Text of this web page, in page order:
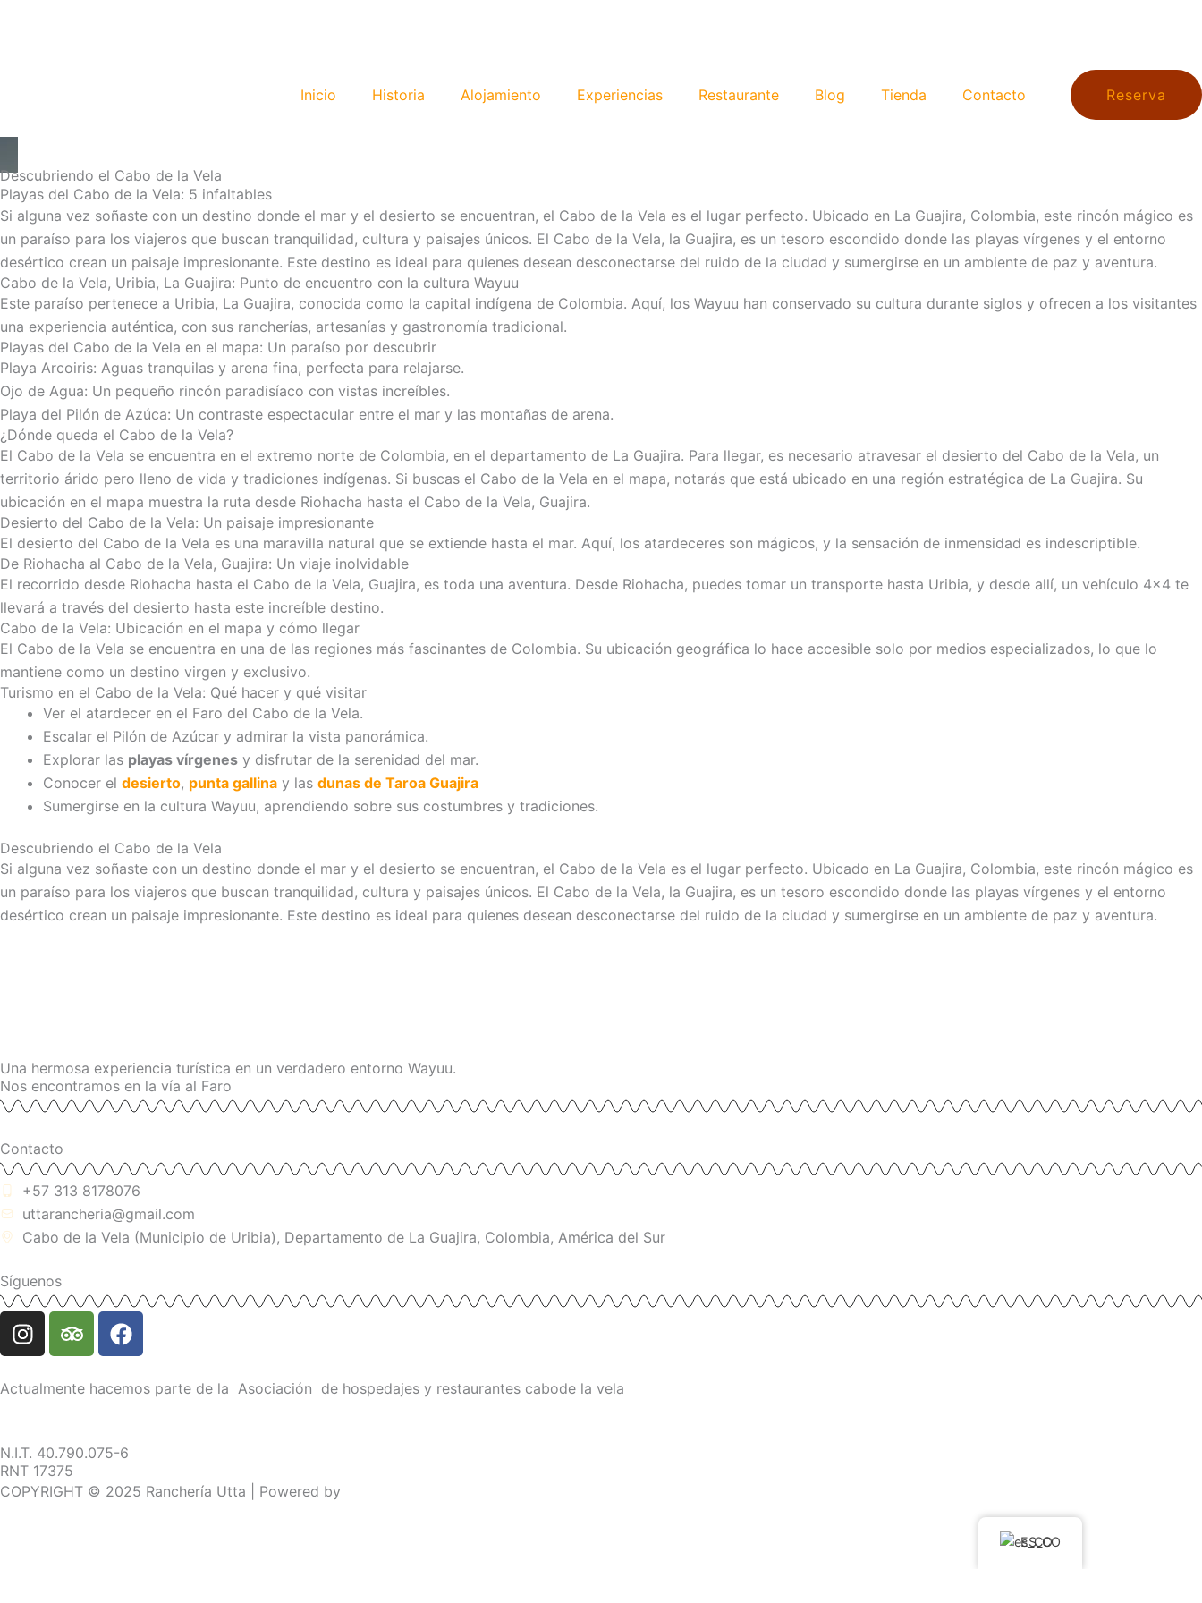
Inicio Historia Alojamiento Experiencias Restaurante Blog Tienda Contacto Reserva
Descubriendo el Cabo de la Vela
Playas del Cabo de la Vela: 5 infaltables
Si alguna vez soñaste con un destino donde el mar y el desierto se encuentran, el Cabo de la Vela es el lugar perfecto. Ubicado en La Guajira, Colombia, este rincón mágico es
un paraíso para los viajeros que buscan tranquilidad, cultura y paisajes únicos. El Cabo de la Vela, la Guajira, es un tesoro escondido​ donde las playas vírgenes y el entorno
desértico crean un paisaje impresionante. Este destino es ideal para quienes desean desconectarse del ruido de la ciudad y sumergirse en un ambiente de paz y aventura.
Cabo de la Vela, Uribia, La Guajira: Punto de encuentro con la cultura Wayuu
Este paraíso pertenece a Uribia, La Guajira, conocida como la capital indígena de Colombia. Aquí, los Wayuu han conservado su cultura durante siglos y ofrecen a los visitantes
una experiencia auténtica, con sus rancherías, artesanías y gastronomía tradicional.
Playas del Cabo de la Vela en el mapa: Un paraíso por descubrir
Playa Arcoiris: Aguas tranquilas y arena fina, perfecta para relajarse.
Ojo de Agua: Un pequeño rincón paradisíaco con vistas increíbles.
Playa del Pilón de Azúca: Un contraste espectacular entre el mar y las montañas de arena.
¿Dónde queda el Cabo de la Vela?
El Cabo de la Vela se encuentra en el extremo norte de Colombia, en el departamento de La Guajira. Para llegar, es necesario atravesar el desierto del Cabo de la Vela, un
territorio árido pero lleno de vida y tradiciones indígenas. Si buscas el Cabo de la Vela en el mapa, notarás que está ubicado en una región estratégica de La Guajira. Su
ubicación en el mapa muestra la ruta desde Riohacha hasta el Cabo de la Vela, Guajira.
Desierto del Cabo de la Vela: Un paisaje impresionante
El desierto del Cabo de la Vela es una maravilla natural que se extiende hasta el mar. Aquí, los atardeceres son mágicos, y la sensación de inmensidad es indescriptible.
De Riohacha al Cabo de la Vela, Guajira: Un viaje inolvidable
El recorrido desde Riohacha hasta el Cabo de la Vela, Guajira, es toda una aventura. Desde Riohacha, puedes tomar un transporte hasta Uribia, y desde allí, un vehículo 4×4 te
llevará a través del desierto hasta este increíble destino.
Cabo de la Vela: Ubicación en el mapa y cómo llegar
El Cabo de la Vela se encuentra en una de las regiones más fascinantes de Colombia. Su ubicación geográfica lo hace accesible solo por medios especializados, lo que lo
mantiene como un destino virgen y exclusivo.
Turismo en el Cabo de la Vela: Qué hacer y qué visitar
Ver el atardecer en el Faro del Cabo de la Vela.
Escalar el Pilón de Azúcar y admirar la vista panorámica.
Explorar las playas vírgenes y disfrutar de la serenidad del mar.
Conocer el desierto, punta gallina y las dunas de Taroa Guajira
Sumergirse en la cultura Wayuu, aprendiendo sobre sus costumbres y tradiciones.
Descubriendo el Cabo de la Vela
Si alguna vez soñaste con un destino donde el mar y el desierto se encuentran, el Cabo de la Vela es el lugar perfecto. Ubicado en La Guajira, Colombia, este rincón mágico es
un paraíso para los viajeros que buscan tranquilidad, cultura y paisajes únicos. El Cabo de la Vela, la Guajira, es un tesoro escondido​ donde las playas vírgenes y el entorno
desértico crean un paisaje impresionante. Este destino es ideal para quienes desean desconectarse del ruido de la ciudad y sumergirse en un ambiente de paz y aventura.
Una hermosa experiencia turística en un verdadero entorno Wayuu.
Nos encontramos en la vía al Faro
Contacto
+57 313 8178076
uttarancheria@gmail.com
Cabo de la Vela (Municipio de Uribia), Departamento de La Guajira, Colombia, América del Sur
Síguenos
I
n
t
r
a
m
T
r
p
v
i
s
F
a
e
o
Actualmente hacemos parte de la Asociación de hospedajes y restaurantes cabode la vela
N.I.T. 40.790.075-6
RNT 17375
COPYRIGHT © 2025 Ranchería Utta | Powered by
ES_CO